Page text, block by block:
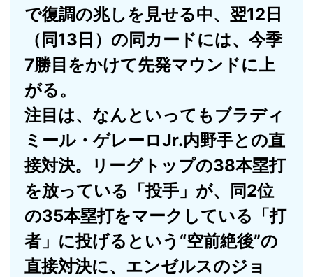
で復調の兆しを見せる中、翌12日
（同13日）の同カードには、今季
7勝目をかけて先発マウンドに上
がる。
注目は、なんといってもブラディ
ミール・ゲレーロJr.内野手との直
接対決。リーグトップの38本塁打
を放っている「投手」が、同2位
の35本塁打をマークしている「打
者」に投げるという“空前絶後”の
直接対決に、エンゼルスのジョ